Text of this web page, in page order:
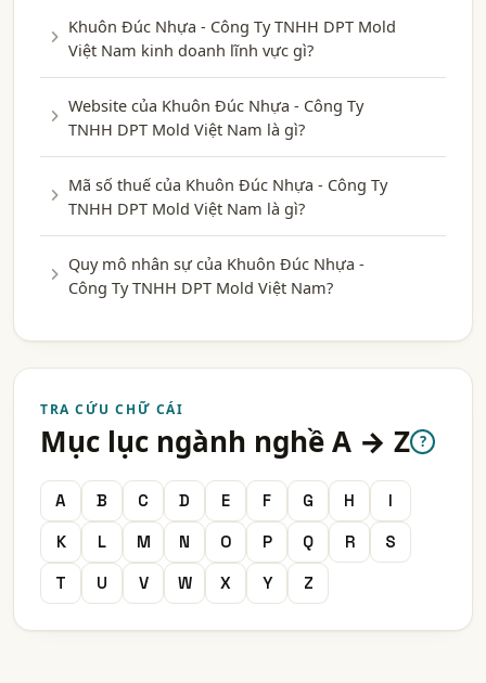
Khuôn Đúc Nhựa - Công Ty TNHH DPT Mold
Việt Nam kinh doanh lĩnh vực gì?
Website của Khuôn Đúc Nhựa - Công Ty
TNHH DPT Mold Việt Nam là gì?
Mã số thuế của Khuôn Đúc Nhựa - Công Ty
TNHH DPT Mold Việt Nam là gì?
Quy mô nhân sự của Khuôn Đúc Nhựa -
Công Ty TNHH DPT Mold Việt Nam?
TRA CỨU CHỮ CÁI
Mục lục ngành nghề A → Z ?
A B C D E F G H
I
K
L M N O P Q R
S
T
U V W X Y Z